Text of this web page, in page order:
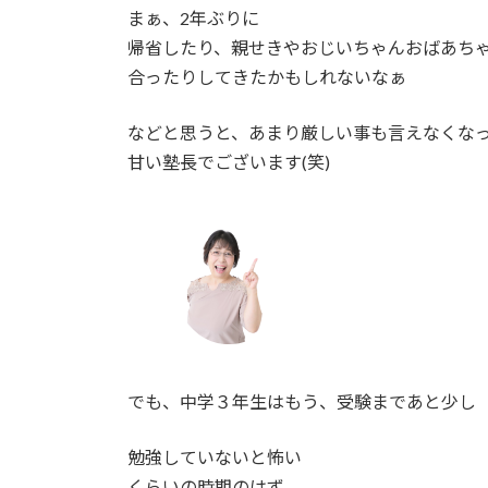
まぁ、2年ぶりに
帰省したり、親せきやおじいちゃんおばあち
合ったりしてきたかもしれないなぁ
などと思うと、あまり厳しい事も言えなくな
甘い塾長でございます(笑)
でも、中学３年生はもう、受験まであと少し
勉強していないと怖い